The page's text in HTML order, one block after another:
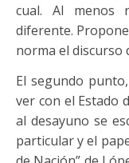
cual. Al menos
diferente.
norma el discurso
El segundo
ver con el Estado
al desayuno se
particular y el